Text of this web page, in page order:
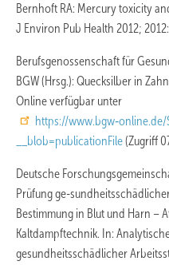
Bernhoft RA: Mercury toxicity
J Environ Pub Health 2012;
Berufsgenossenschaft für
BGW (Hrsg.): Quecksilber in
Online verfügbar unter
https://
__blob=publicationFile(Zugriff
Deutsche
Prüfung ge-
Bestimmung in Blut und Harn –
Kaltdampftechnik. In:
gesundheitsschädlicher